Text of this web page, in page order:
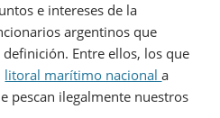
e intereses de la
argentinos que
Entre ellos, los que
litoral marítimo nacionala
pescan ilegalmente nuestros